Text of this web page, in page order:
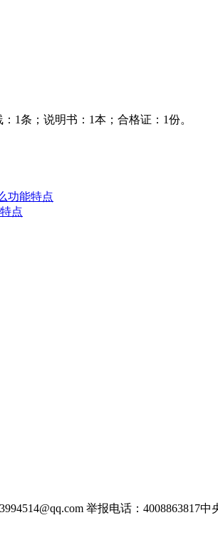
1条；说明书：1本；合格证：1份。
功能特点
点
举报电话：